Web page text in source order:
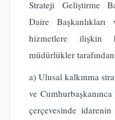
Strateji Geliştirme
Daire
hizmetlere ilişkin
müdürlükler
a) Ulusal kalkınma
ve
çerçevesinde